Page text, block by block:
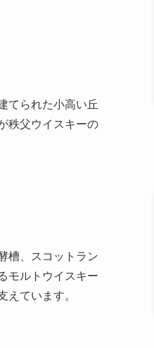
てられた小高い丘
秩父ウイスキーの
槽、スコットラン
モルトウイスキー
ています。